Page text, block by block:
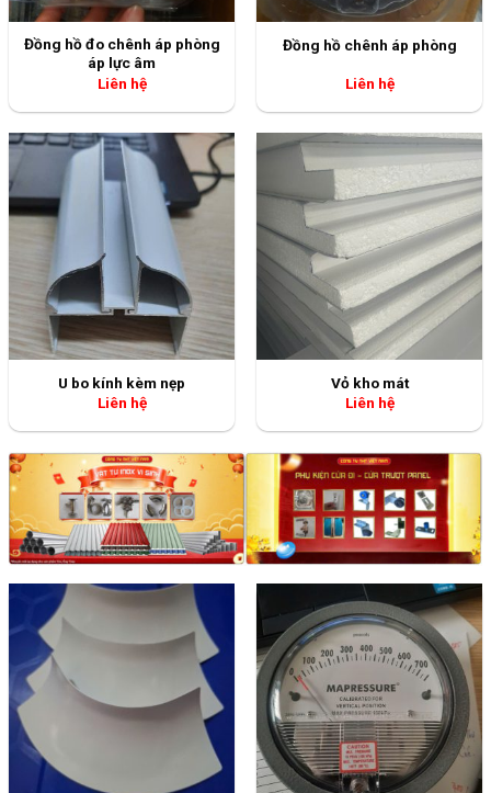
Đồng hồ đo chênh áp phòng
áp lực âm
Liên hệ
Đồng hồ chênh áp phòng
Liên hệ
U bo kính kèm nẹp
Liên hệ
Vỏ kho mát
Liên hệ